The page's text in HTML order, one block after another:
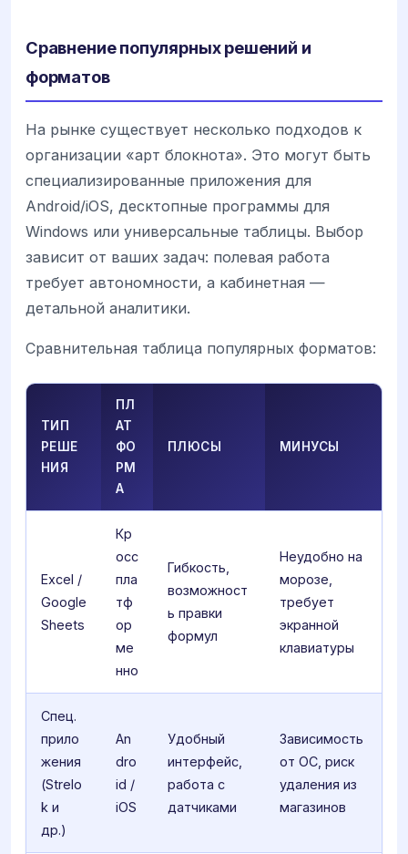
Сравнение популярных решений и
форматов
На рынке существует несколько подходов к
организации «арт блокнота». Это могут быть
специализированные приложения для
Android/iOS, десктопные программы для
Windows или универсальные таблицы. Выбор
зависит от ваших задач: полевая работа
требует автономности, а кабинетная —
детальной аналитики.
Сравнительная таблица популярных форматов:
ТИП
РЕШЕ
НИЯ
ПЛ
АТ
ФО
РМ
А
ПЛЮСЫ МИНУСЫ
Excel /
Google
Sheets
Кр
осс
пла
тф
ор
ме
нно
Гибкость,
возможност
ь правки
формул
Неудобно на
морозе,
требует
экранной
клавиатуры
Спец.
прило
жения
(Strelo
k и
др.)
An
dro
id /
iOS
Удобный
интерфейс,
работа с
датчиками
Зависимость
от ОС, риск
удаления из
магазинов